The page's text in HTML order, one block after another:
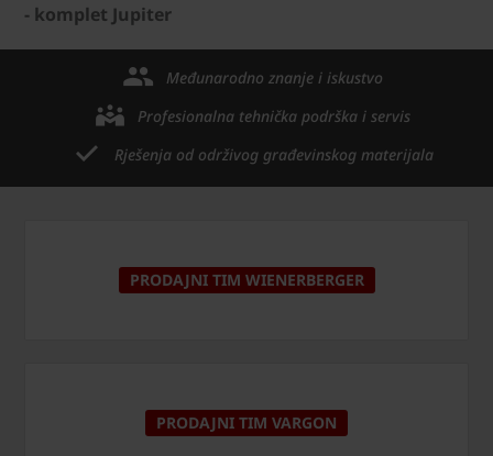
- komplet Jupiter
Međunarodno znanje i iskustvo
Profesionalna tehnička podrška i servis
Rješenja od održivog građevinskog materijala
PRODAJNI TIM WIENERBERGER
PRODAJNI TIM VARGON